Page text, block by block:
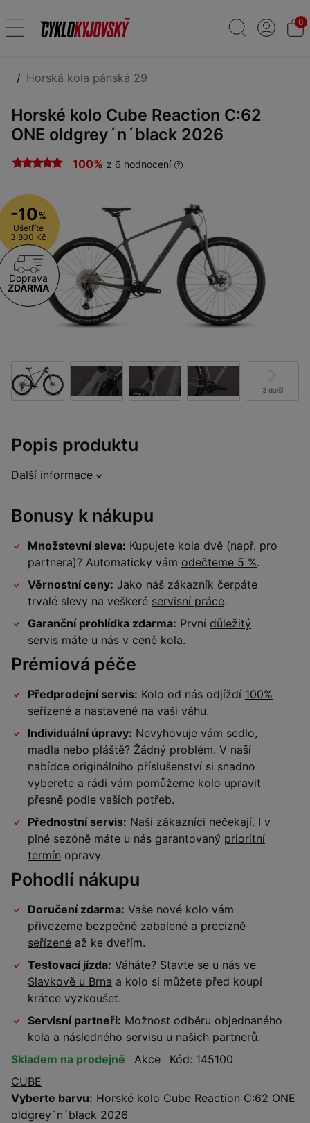
0
Horská kola pánská 29
Horské kolo Cube Reaction C:62
ONE oldgrey´n´black 2026
100% z 6 hodnocení
-10%
Ušetříte
3 800 Kč
Doprava
ZDARMA
3 další
Popis produktu
Další informace
Bonusy k nákupu
Množstevní sleva: Kupujete kola dvě (např. pro
partnera)? Automaticky vám odečteme 5 %.
Věrnostní ceny: Jako náš zákazník čerpáte
trvalé slevy na veškeré servisní práce.
Garanční prohlídka zdarma: První důležitý
servis máte u nás v ceně kola.
Prémiová péče
Předprodejní servis: Kolo od nás odjíždí 100%
seřízené a nastavené na vaši váhu.
Individuální úpravy: Nevyhovuje vám sedlo,
madla nebo pláště? Žádný problém. V naší
nabídce originálního příslušenství si snadno
vyberete a rádi vám pomůžeme kolo upravit
přesně podle vašich potřeb.
Přednostní servis: Naši zákazníci nečekají. I v
plné sezóně máte u nás garantovaný prioritní
termín opravy.
Pohodlí nákupu
Doručení zdarma: Vaše nové kolo vám
přivezeme bezpečně zabalené a precizně
seřízené až ke dveřím.
Testovací jízda: Váháte? Stavte se u nás ve
Slavkově u Brna a kolo si můžete před koupí
krátce vyzkoušet.
Servisní partneři: Možnost odběru objednaného
kola a následného servisu u našich partnerů.
Skladem na prodejně
Akce
Kód: 145100
CUBE
Vyberte barvu: Horské kolo Cube Reaction C:62 ONE
oldgrey´n´black 2026